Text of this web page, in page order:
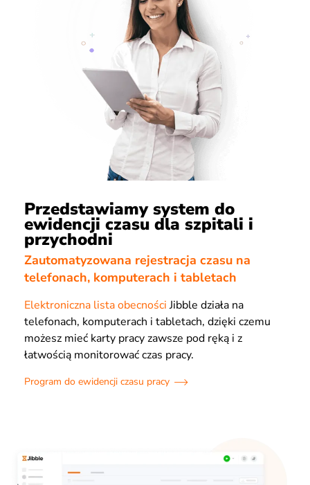
Przedstawiamy system do
ewidencji czasu dla szpitali i
przychodni
Zautomatyzowana rejestracja czasu na
telefonach, komputerach i tabletach
Elektroniczna lista obecnościJibble działa na
telefonach, komputerach i tabletach, dzięki czemu
możesz mieć karty pracy zawsze pod ręką i z
łatwością monitorować czas pracy.
Program do ewidencji czasu pracy